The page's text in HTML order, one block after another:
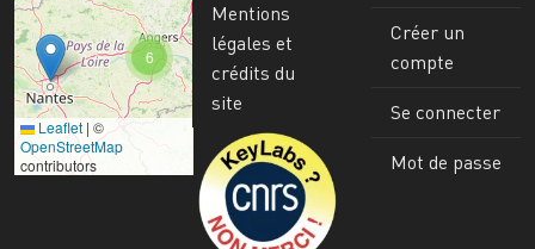
6
Leaflet | ©
OpenStreetMap
contributors
Mentions
légales et
crédits du
site
Image
Créer un
compte
Se connecter
Mot de passe